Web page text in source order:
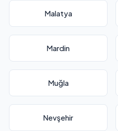
Malatya
Mardin
Muğla
Nevşehir